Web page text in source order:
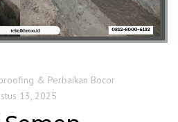
& Perbaikan Bocor
13, 2025